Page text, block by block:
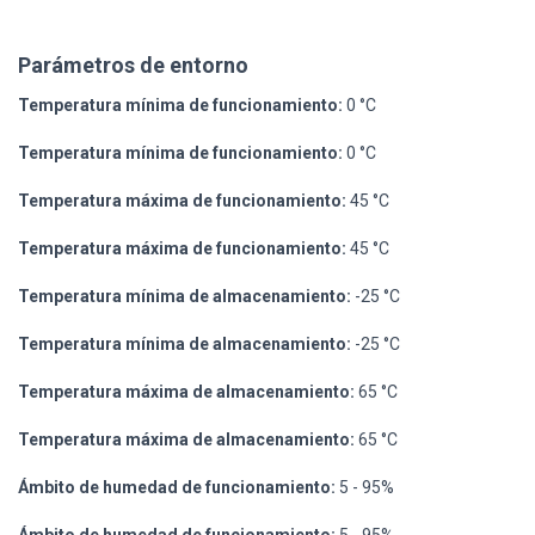
Parámetros de entorno
Temperatura mínima de funcionamiento: 0 °C
Temperatura mínima de funcionamiento: 0 °C
Temperatura máxima de funcionamiento: 45 °C
Temperatura máxima de funcionamiento: 45 °C
Temperatura mínima de almacenamiento: -25 °C
Temperatura mínima de almacenamiento: -25 °C
Temperatura máxima de almacenamiento: 65 °C
Temperatura máxima de almacenamiento: 65 °C
Ámbito de humedad de funcionamiento: 5 - 95%